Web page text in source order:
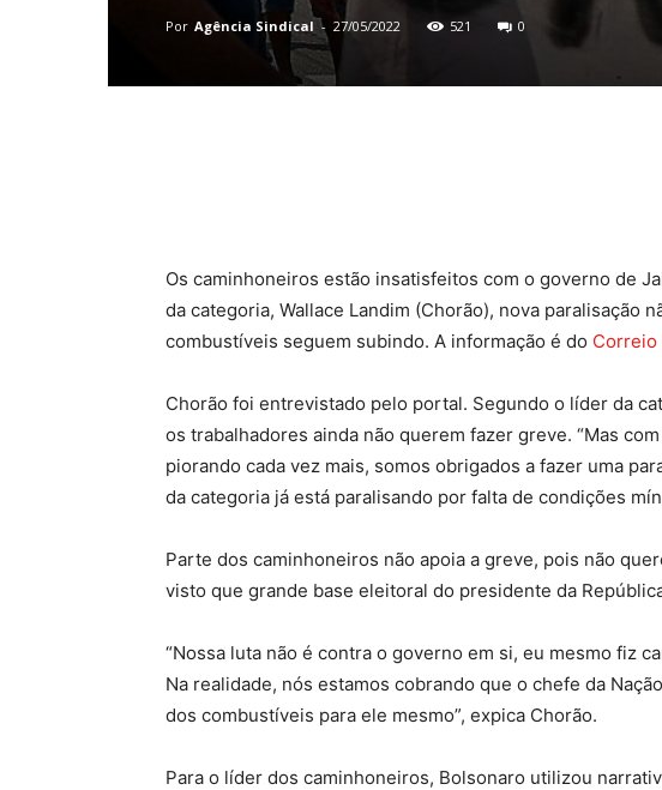
Por Agência Sindical - 27/05/2022 521 0
Os caminhoneiros estão insatisfeitos com o governo de
da categoria, Wallace Landim (Chorão), nova paralisação
combustíveis seguem subindo. A informação é do Correio
Chorão foi entrevistado pelo portal. Segundo o líder da
os trabalhadores ainda não querem fazer greve. “Mas
piorando cada vez mais, somos obrigados a fazer uma
da categoria já está paralisando por falta de condições
Parte dos caminhoneiros não apoia a greve, pois não
visto que grande base eleitoral do presidente da
“Nossa luta não é contra o governo em si, eu mesmo fiz
Na realidade, nós estamos cobrando que o chefe da
dos combustíveis para ele mesmo”, expica Chorão.
Para o líder dos caminhoneiros, Bolsonaro utilizou